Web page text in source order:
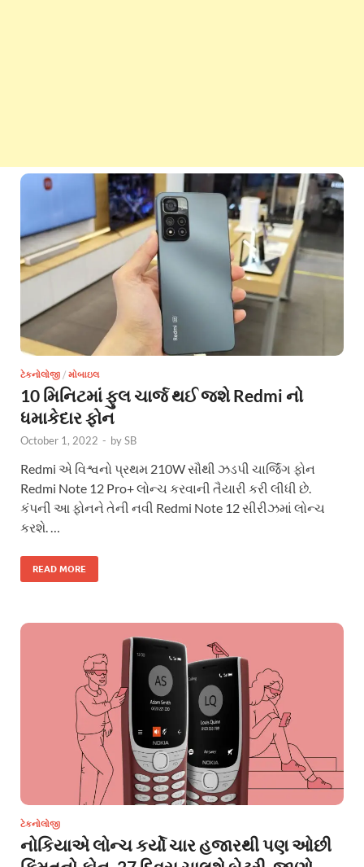
ટેકનોલોજી / મોબાઇલ
10 મિનિટમાં ફુલ ચાર્જ થઈ જશે Redmi નો
ધમાકેદાર ફોન
October 1, 2022 - bySB
Redmi એ વિશ્વનો પ્રથમ 210W સૌથી ઝડપી ચાર્જિંગ ફોન
Redmi Note 12 Pro+ લોન્ચ કરવાની તૈયારી કરી લીધી છે.
કંપની આ ફોનને તેની નવી Redmi Note 12 સીરીઝમાં લોન્ચ
કરશે. …
READ MORE
ટેકનોલોજી
નોકિયાએ લોન્ચ કર્યો ચાર હજારથી પણ ઓછી